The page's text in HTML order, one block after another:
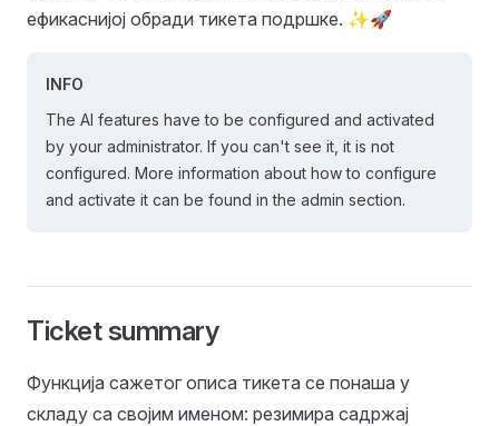
ефикаснијој обради тикета подршке. ✨🚀
INFO
The AI features have to be configured and activated
by your administrator. If you can't see it, it is not
configured. More information about how to configure
and activate it can be found in the admin section.
Ticket summary
Функција сажетог описа тикета се понаша у
складу са својим именом: резимира садржај